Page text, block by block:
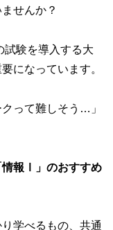
せんか？
試験を導入する大
になっています。
って難しそう…」
情報Ⅰ」のおすすめ
学べるもの、共通